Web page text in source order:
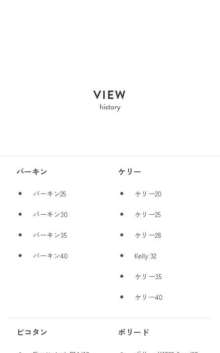
VIEW
history
バーキン
バーキン25
バーキン30
バーキン35
バーキン40
ケリー
ケリー20
ケリー25
ケリー28
Kelly 32
ケリー35
ケリー40
ピコタン ボリード